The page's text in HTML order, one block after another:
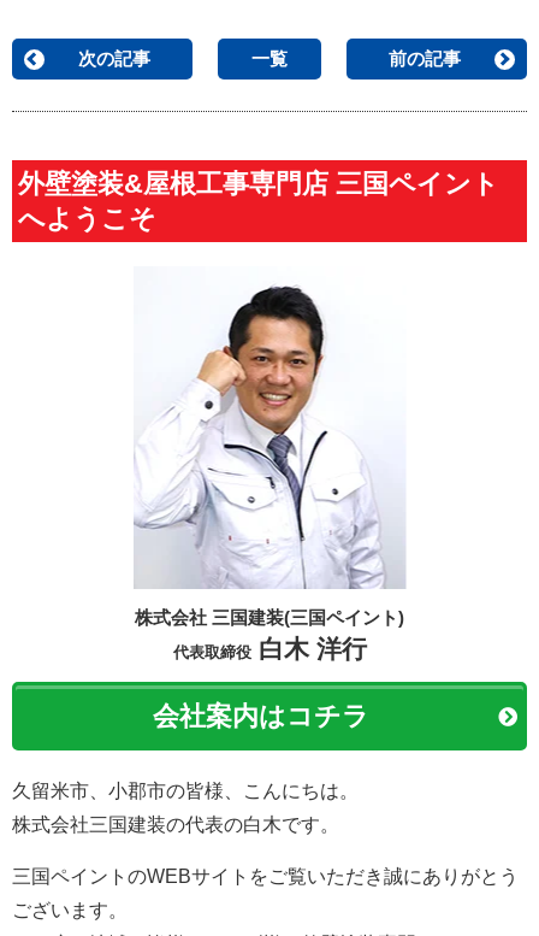
次の記事 一覧 前の記事
外壁塗装&屋根工事専門店 三国ペイント
へようこそ
株式会社 三国建装(三国ペイント)
代表取締役白木 洋行
会社案内はコチラ
久留米市、小郡市の皆様、こんにちは。
株式会社三国建装の代表の白木です。
三国ペイントのWEBサイトをご覧いただき誠にありがとう
ございます。